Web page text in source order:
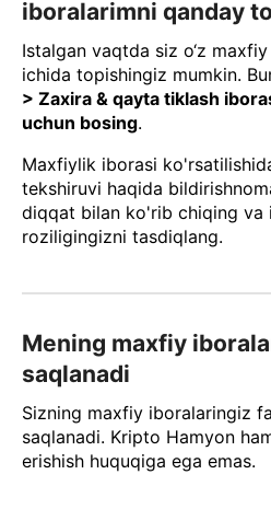
iboralarimni qanday
Istalgan vaqtda siz o‘z
ichida topishingiz mumkin.
> Zaxira & qayta tiklash
uchun bosing.
Maxfiylik iborasi
tekshiruvi haqida
diqqat bilan ko'rib chiqing va
roziligingizni tasdiqlang.
Mening maxfiy
saqlanadi
Sizning maxfiy iboralaringiz
saqlanadi. Kripto Hamyon
erishish huquqiga ega emas.